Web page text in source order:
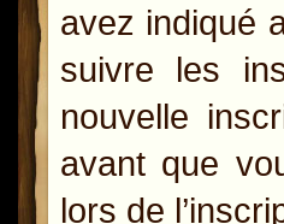
avez indiqué
suivre les
nouvelle
avant que
lors de